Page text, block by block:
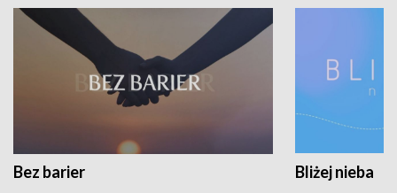
Bez barier Bliżej nieba